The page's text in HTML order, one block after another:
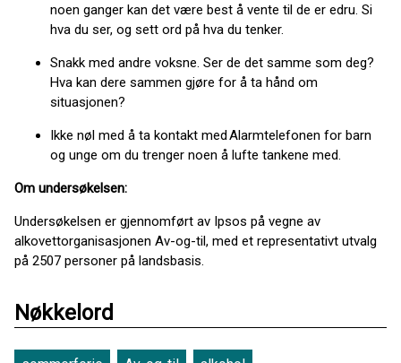
noen ganger kan det være best å vente til de er edru. Si
hva du ser, og sett ord på hva du tenker.
Snakk med andre voksne. Ser de det samme som deg?
Hva kan dere sammen gjøre for å ta hånd om
situasjonen?
Ikke nøl med å ta kontakt med Alarmtelefonen for barn
og unge om du trenger noen å lufte tankene med.
Om undersøkelsen:
Undersøkelsen er gjennomført av Ipsos på vegne av
alkovettorganisasjonen Av-og-til, med et representativt utvalg
på 2507 personer på landsbasis.
Nøkkelord